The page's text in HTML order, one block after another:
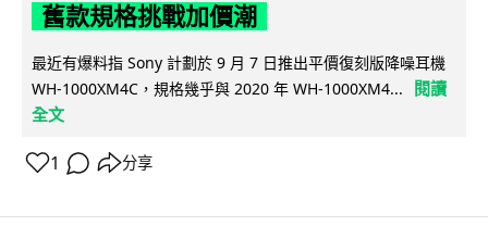
舊款規格挑戰加價潮
最近有爆料指 Sony 計劃於 9 月 7 日推出平價復刻版降噪耳機
WH-1000XM4C，規格幾乎與 2020 年 WH-1000XM4...
閱讀
全文
1 分享